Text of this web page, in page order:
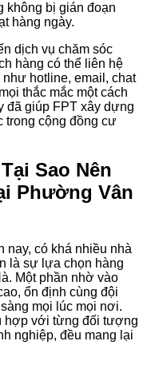
không bị gián đoạn
hàng ngày.
dịch vụ chăm sóc
hàng có thể liên hệ
hotline, email, chat
thắc mắc một cách
đã giúp FPT xây dựng
trong cộng đồng cư
Sao Nên
Phường Vân
nay, có khá nhiều nhà
là sự lựa chọn hàng
Một phần nhờ vào
ổn định cùng đội
mọi lúc mọi nơi.
hợp với từng đối tượng
nghiệp, đều mang lại